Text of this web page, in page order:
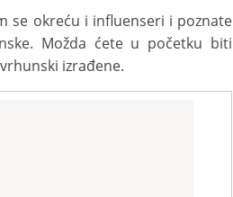
se okreću i influenseri i poznate
Možda ćete u početku biti
izrađene.